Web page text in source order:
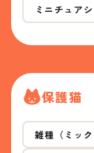
ミニチュア
保護猫
雑種（ミック